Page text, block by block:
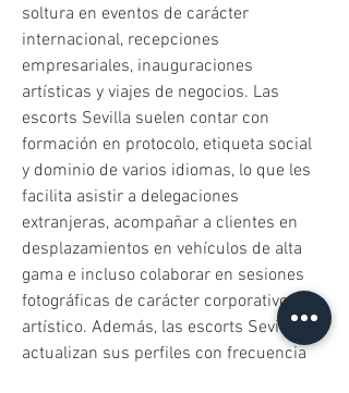
soltura en eventos de carácter
internacional, recepciones
empresariales, inauguraciones
artísticas y viajes de negocios. Las
escorts Sevilla suelen contar con
formación en protocolo, etiqueta social
y dominio de varios idiomas, lo que les
facilita asistir a delegaciones
extranjeras, acompañar a clientes en
desplazamientos en vehículos de alta
gama e incluso colaborar en sesiones
fotográficas de carácter corporativo o
artístico. Además, las escorts Sevilla
actualizan sus perfiles con frecuencia